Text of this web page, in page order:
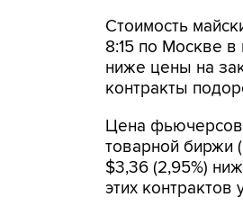
Стоимость
8:15 по Москве в
ниже цены на
контракты
Цена фьючерсов
товарной биржи
$3,36 (2,95%)
этих контрактов